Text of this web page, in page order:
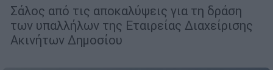
Σάλος από τις αποκαλύψεις για τη δράση
των υπαλλήλων της Εταιρείας Διαχείρισης
Ακινήτων Δημοσίου